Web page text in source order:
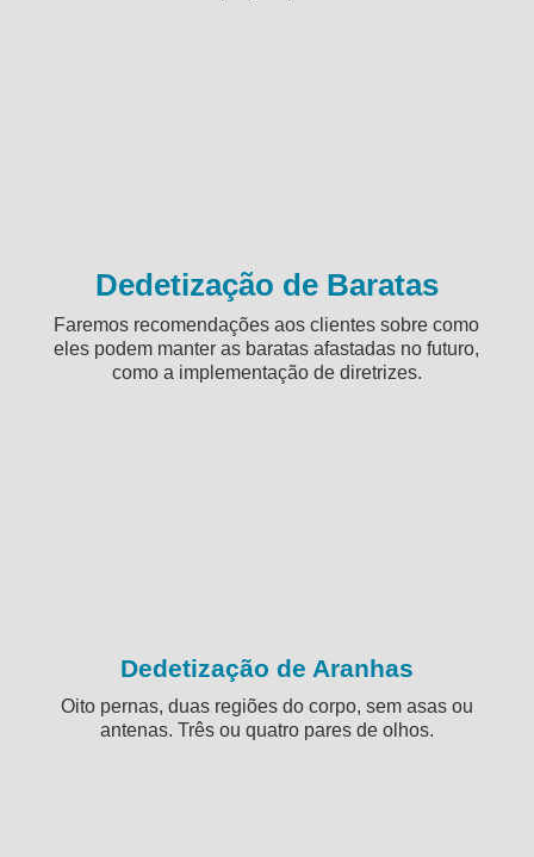
Dedetização de Baratas
Faremos recomendações aos clientes sobre como
eles podem manter as baratas afastadas no futuro,
como a implementação de diretrizes.
Dedetização de Aranhas
Oito pernas, duas regiões do corpo, sem asas ou
antenas. Três ou quatro pares de olhos.